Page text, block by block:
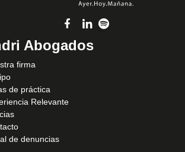
Abogados
firma
de práctica
Relevante
de denuncias